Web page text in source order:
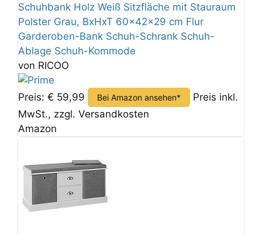
Schuhbank Holz Weiß Sitzfläche mit Stauraum
Polster Grau, BxHxT 60x42x29 cm Flur
Garderoben-Bank Schuh-Schrank Schuh-
Ablage Schuh-Kommode
von RICOO
Preis: € 59,99 Bei Amazon ansehen*
Preis inkl.
MwSt., zzgl. Versandkosten
Amazon